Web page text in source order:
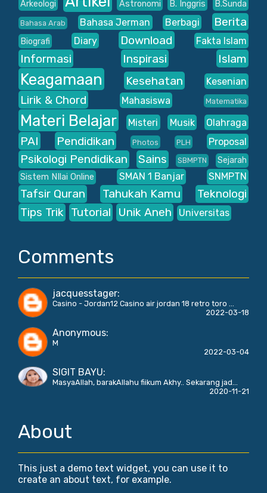
Arkeologi Astronomi B. Inggris B.Sunda
Bahasa Arab Bahasa Jerman Berbagi Berita
Biografi Diary Download Fakta Islam
Informasi Inspirasi Islam
Keagamaan Kesehatan Kesenian
Lirik & Chord Mahasiswa Matematika
Materi Belajar Misteri Musik Olahraga
PAI Pendidikan Photos PLH Proposal
Psikologi Pendidikan Sains SBMPTN
Sejarah
Sistem NIlai Online
SMAN 1 Banjar SNMPTN
Tafsir Quran Tahukah Kamu
Teknologi
Tips Trik Tutorial Unik Aneh Universitas
Comments
jacquesstager:
Casino - Jordan12 Casino air jordan 18 retro toro ...
2022-03-18
Anonymous:
M
2022-03-04
SIGIT BAYU:
MasyaAllah, barakAllahu fiikum Akhy.. Sekarang jad...
2020-11-21
About
This just a demo text widget, you can use it to
create an about text, for example.